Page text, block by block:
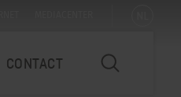
CONTACT